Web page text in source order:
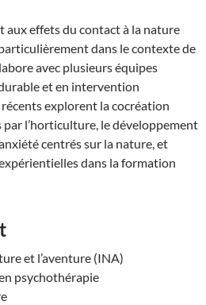
aux effets du contact à la nature
dans le contexte de
avec plusieurs équipes
et en intervention
explorent la cocréation
l’horticulture, le développement
centrés sur la nature, et
dans la formation
et l’aventure (INA)
psychothérapie